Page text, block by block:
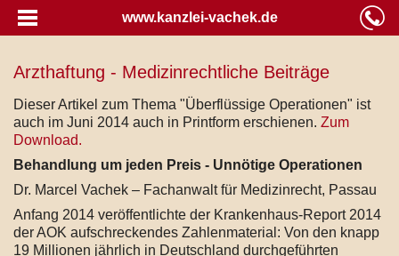
www.kanzlei-vachek.de
Arzthaftung - Medizinrechtliche Beiträge
Dieser Artikel zum Thema "Überflüssige Operationen" ist
auch im Juni 2014 auch in Printform erschienen. Zum
Download.
Behandlung um jeden Preis - Unnötige Operationen
Dr. Marcel Vachek – Fachanwalt für Medizinrecht, Passau
Anfang 2014 veröffentlichte der Krankenhaus-Report 2014
der AOK aufschreckendes Zahlenmaterial: Von den knapp
19 Millionen jährlich in Deutschland durchgeführten